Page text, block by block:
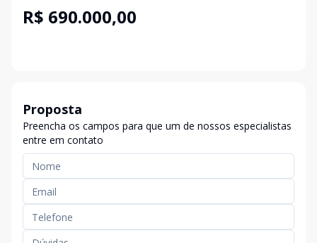
R$ 690.000,00
Proposta
Preencha os campos para que um de nossos especialistas
entre em contato